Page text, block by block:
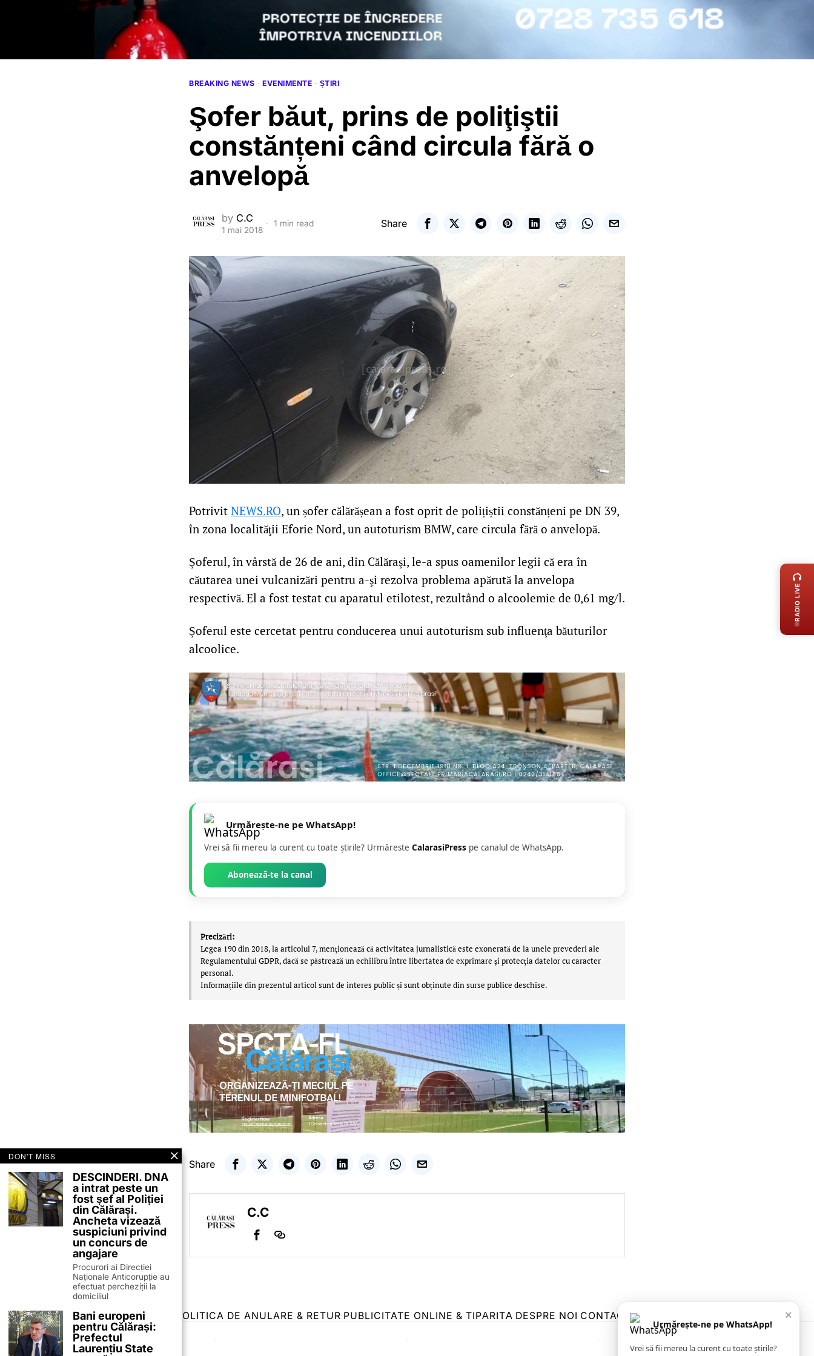
BREAKING NEWS · EVENIMENTE · ȘTIRI
Şofer băut, prins de poliţiştii
constănțeni când circula fără o
anvelopă
by C.C
1 mai 2018
1 min read Share
Potrivit NEWS.RO, un șofer călărășean a fost oprit de polițiștii constănțeni pe DN 39,
în zona localităţii Eforie Nord, un autoturism BMW, care circula fără o anvelopă.
Şoferul, în vârstă de 26 de ani, din Călăraşi, le-a spus oamenilor legii că era în
căutarea unei vulcanizări pentru a-şi rezolva problema apărută la anvelopa
respectivă. El a fost testat cu aparatul etilotest, rezultând o alcoolemie de 0,61 mg/l.
Şoferul este cercetat pentru conducerea unui autoturism sub influenţa băuturilor
alcoolice.
Urmărește-ne pe WhatsApp!
Vrei să fii mereu la curent cu toate știrile? Urmăreste CalarasiPress pe canalul de WhatsApp.
Abonează-te la canal
Precizări:
Legea 190 din 2018, la articolul 7, menţionează că activitatea jurnalistică este exonerată de la unele prevederi ale
Regulamentului GDPR, dacă se păstrează un echilibru între libertatea de exprimare şi protecţia datelor cu caracter
personal.
Informațiile din prezentul articol sunt de interes public și sunt obținute din surse publice deschise.
Share
C.C
TERMENI ȘI CONDIȚII COOKIES POLITICA DE ANULARE & RETUR PUBLICITATE ONLINE & TIPĂRITĂ DESPRE NOI CONTACT ZIARUL ANUNȚUL CĂLĂRĂȘEAN
×
Urmărește-ne pe WhatsApp!
Vrei să fii mereu la curent cu toate știrile?
RADIO LIVE
DON'T MISS
DESCINDERI. DNA
a intrat peste un
fost șef al Poliției
din Călărași.
Ancheta vizează
suspiciuni privind
un concurs de
angajare
Procurori ai Direcției
Naționale Anticorupție au
efectuat percheziții la
domiciliul
Bani europeni
pentru Călărași:
Prefectul
Laurențiu State